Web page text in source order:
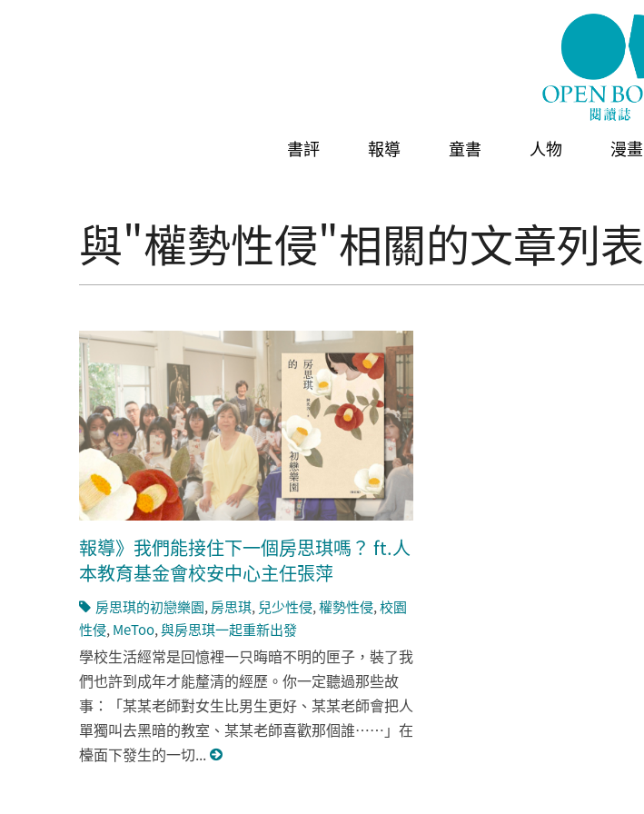
書評 報導 童書 人物 漫畫
與"權勢性侵"相關的文章列表
報導》我們能接住下一個房思琪嗎？ ft.人
本教育基金會校安中心主任張萍
房思琪的初戀樂園, 房思琪, 兒少性侵,權勢性侵,校園
性侵, MeToo,與房思琪一起重新出發
學校生活經常是回憶裡一只晦暗不明的匣子，裝了我
們也許到成年才能釐清的經歷。你一定聽過那些故
事：「某某老師對女生比男生更好、某某老師會把人
單獨叫去黑暗的教室、某某老師喜歡那個誰……」在
檯面下發生的一切...